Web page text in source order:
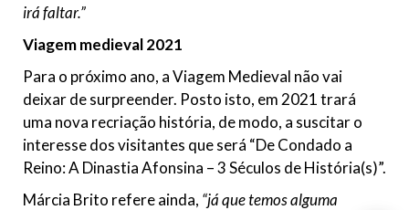
irá faltar.”
Viagem medieval 2021
Para o próximo ano, a Viagem Medieval não vai
deixar de surpreender. Posto isto, em 2021 trará
uma nova recriação história, de modo, a suscitar o
interesse dos visitantes que será “De Condado a
Reino: A Dinastia Afonsina – 3 Séculos de História(s)”.
Márcia Brito refere ainda, “já que temos alguma